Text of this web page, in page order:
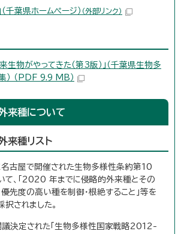
千葉県ホームページ） （外部リンク）
生物がやってきた（第3版）」（千葉県生物多
） （PDF 9.9 MB）
来種について
来種リスト
古屋で開催された生物多様性条約第10
て、「2020 年までに侵略的外来種とその
先度の高い種を制御・根絶すること」等を
されました。
決定された「生物多様性国家戦略2012-